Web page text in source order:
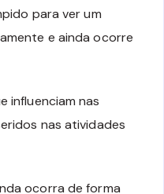
para ver um
e ainda ocorre
influenciam nas
nas atividades
ocorra de forma